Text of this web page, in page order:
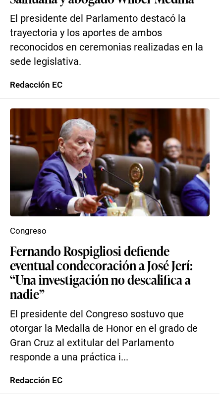
El presidente del Parlamento destacó la
trayectoria y los aportes de ambos
reconocidos en ceremonias realizadas en la
sede legislativa.
Redacción EC
Fernando Rospigliosi defiende
eventual condecoración a José Jerí:
“Una investigación no descalifica a
nadie”
El presidente del Congreso sostuvo que
otorgar la Medalla de Honor en el grado de
Gran Cruz al extitular del Parlamento
responde a una práctica i...
Congreso
Redacción EC